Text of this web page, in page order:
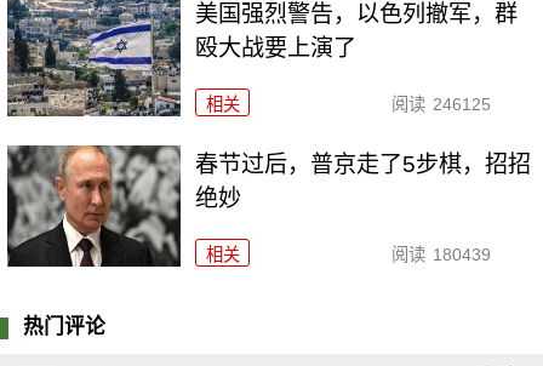
美国强烈警告，以色列撤军，群
殴大战要上演了
相关 阅读 246125
春节过后，普京走了5步棋，招招
绝妙
相关 阅读 180439
热门评论